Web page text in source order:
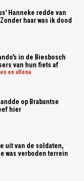
Hanneke redde van
haar was ik dood
in de Biesbosch
van hun fiets af
en altena
op Brabantse
hier
uit van de soldaten,
was verboden terrein